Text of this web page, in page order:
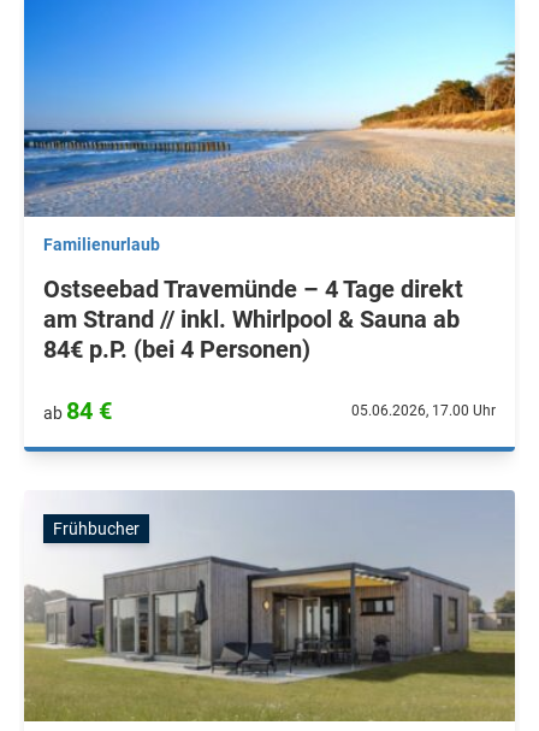
Familienurlaub
Ostseebad Travemünde – 4 Tage direkt
am Strand // inkl. Whirlpool & Sauna ab
84€ p.P. (bei 4 Personen)
ab 84 € 05.06.2026, 17.00 Uhr
Frühbucher